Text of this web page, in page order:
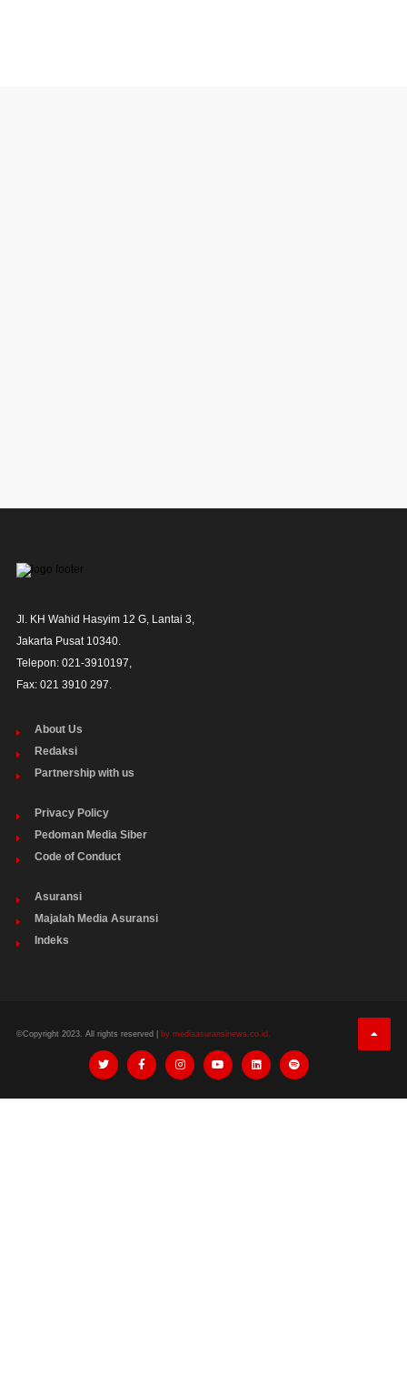
Jl. KH Wahid Hasyim 12 G, Lantai 3,
Jakarta Pusat 10340.
Telepon: 021-3910197,
Fax: 021 3910 297.
About Us
Redaksi
Partnership with us
Privacy Policy
Pedoman Media Siber
Code of Conduct
Asuransi
Majalah Media Asuransi
Indeks
©Copyright 2023. All rights reserved | by mediaasuransinews.co.id.